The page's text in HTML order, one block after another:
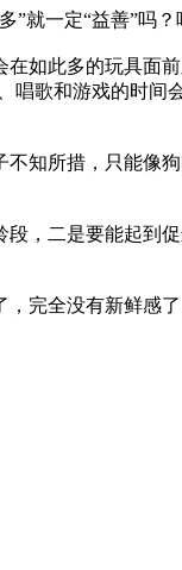
一定“益善”吗？
如此多的玩具面
唱歌和游戏的时间
知所措，只能像
二是要能起到促
完全没有新鲜感了